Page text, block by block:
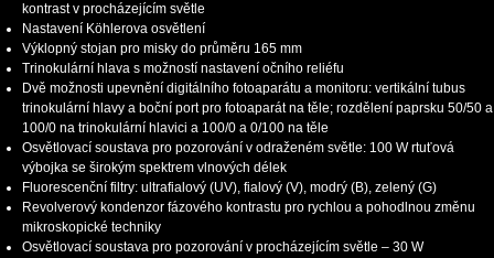
kontrast v procházejícím světle
Nastavení Köhlerova osvětlení
Výklopný stojan pro misky do průměru 165 mm
Trinokulární hlava s možností nastavení očního reliéfu
Dvě možnosti upevnění digitálního fotoaparátu a monitoru: vertikální tubus
trinokulární hlavy a boční port pro fotoaparát na těle; rozdělení paprsku 50/50 a
100/0 na trinokulární hlavici a 100/0 a 0/100 na těle
Osvětlovací soustava pro pozorování v odraženém světle: 100 W rtuťová
výbojka se širokým spektrem vlnových délek
Fluorescenční filtry: ultrafialový (UV), fialový (V), modrý (B), zelený (G)
Revolverový kondenzor fázového kontrastu pro rychlou a pohodlnou změnu
mikroskopické techniky
Osvětlovací soustava pro pozorování v procházejícím světle – 30 W